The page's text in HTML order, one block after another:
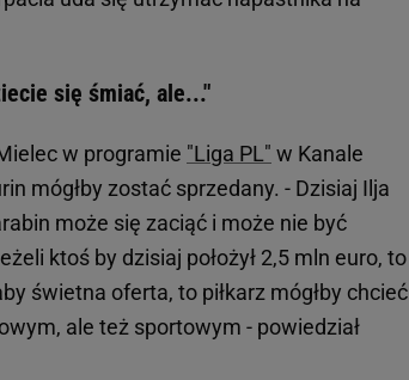
się śmiać, ale..."
w programie "Liga PL" w Kanale
mógłby zostać sprzedany. - Dzisiaj Ilja
może się zaciąć i może nie być
ktoś by dzisiaj położył 2,5 mln euro, to
świetna oferta, to piłkarz mógłby chcieć
ale też sportowym - powiedział